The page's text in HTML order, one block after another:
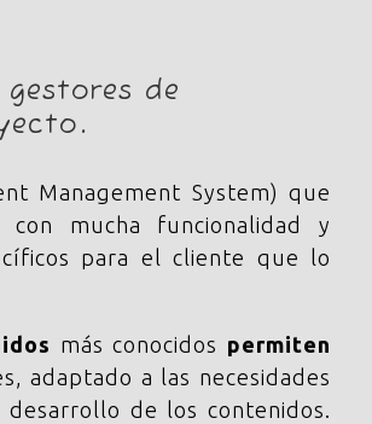
de
Management System) que
mucha funcionalidad y
para el cliente que lo
más conocidos permiten
adaptado a las necesidades
de los contenidos.